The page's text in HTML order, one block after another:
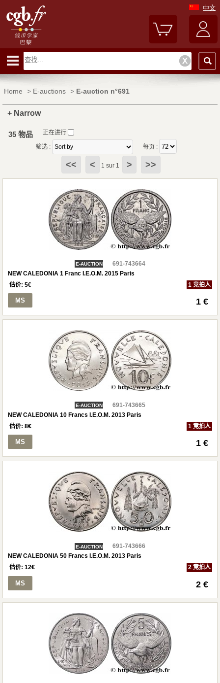
中文
Home > E-auctions > E-auction n°691
+ Narrow
35 物品 正在进行
筛选 : 每页 :
<< < 1 sur 1 > >>
E-AUCTION
691-743664
NEW CALEDONIA 1 Franc I.E.O.M. 2015 Paris
估价: 5€ 1 竞拍人
MS 1 €
E-AUCTION
691-743665
NEW CALEDONIA 10 Francs I.E.O.M. 2013 Paris
估价: 8€ 1 竞拍人
MS 1 €
E-AUCTION
691-743666
NEW CALEDONIA 50 Francs I.E.O.M. 2013 Paris
估价: 12€ 2 竞拍人
MS 2 €